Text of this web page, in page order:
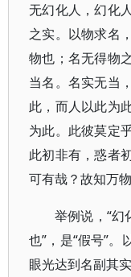
无幻化人，幻化
之实。以物求名
物也；名无得物
当名。名实无当
此，而人以此为
为此。此彼莫定
此初非有，惑者
可有哉？故知万
举例说，“幻
也”，是“假号”
眼光达到名副其